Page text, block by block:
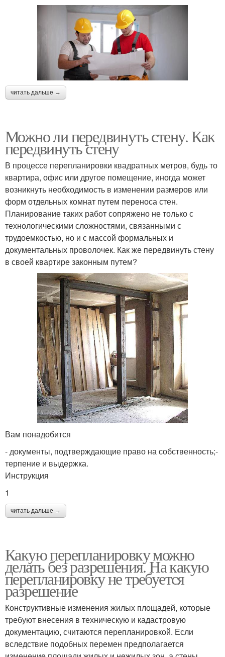
читать дальше →
Можно ли передвинуть стену. Как
передвинуть стену
В процессе перепланировки квадратных метров, будь то
квартира, офис или другое помещение, иногда может
возникнуть необходимость в изменении размеров или
форм отдельных комнат путем переноса стен.
Планирование таких работ сопряжено не только с
технологическими сложностями, связанными с
трудоемкостью, но и с массой формальных и
документальных проволочек. Как же передвинуть стену
в своей квартире законным путем?
Вам понадобится
- документы, подтверждающие право на собственность;-
терпение и выдержка.
Инструкция
1
читать дальше →
Какую перепланировку можно
делать без разрешения. На какую
перепланировку не требуется
разрешение
Конструктивные изменения жилых площадей, которые
требуют внесения в техническую и кадастровую
документацию, считаются перепланировкой. Если
вследствие подобных перемен предполагается